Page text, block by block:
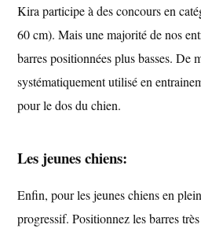
Kira participe à des concours en
60 cm). Mais une majorité de nos
barres positionnées plus basses. De
systématiquement utilisé en
pour le dos du chien.
Les jeunes chiens:
Enfin, pour les jeunes chiens en
progressif. Positionnez les barres